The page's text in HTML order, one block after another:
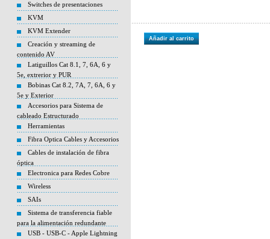
Switches de presentaciones
KVM
KVM Extender
Creación y streaming de
contenido AV
Latiguillos Cat 8.1, 7, 6A, 6 y
5e, extrerior y PUR
Bobinas Cat 8.2, 7A, 7, 6A, 6 y
5e y Exterior
Accesorios para Sistema de
cableado Estructurado
Herramientas
Fibra Optica Cables y Accesorios
Cables de instalación de fibra
óptica
Electronica para Redes Cobre
Wireless
SAIs
Sistema de transferencia fiable
para la alimentación redundante
USB - USB-C - Apple Lightning
Añadir al carrito